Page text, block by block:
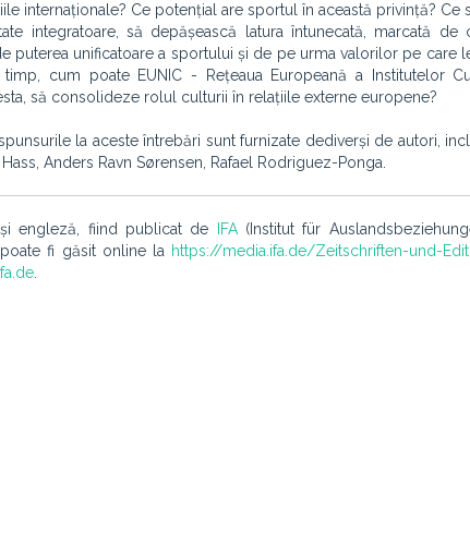
internaționale? Ce potențial are sportul în această privință? Ce
integratoare, să depășească
latura întunecată, marcată
puterea unificatoare a sportului și de pe urma valorilor pe care
timp, cum poate EUNIC - Rețeaua Europeană a Institutelor
să consolideze rolul culturii în relațiile externe europene?
la aceste întrebări sunt furnizate dediverși de autori,
Anders Ravn Sørensen, Rafael Rodriguez-Ponga
engleză, fiind publicat de IFA(Institut für
poate fi găsit online la https://media.ifa.de/Zeitschriften-und-